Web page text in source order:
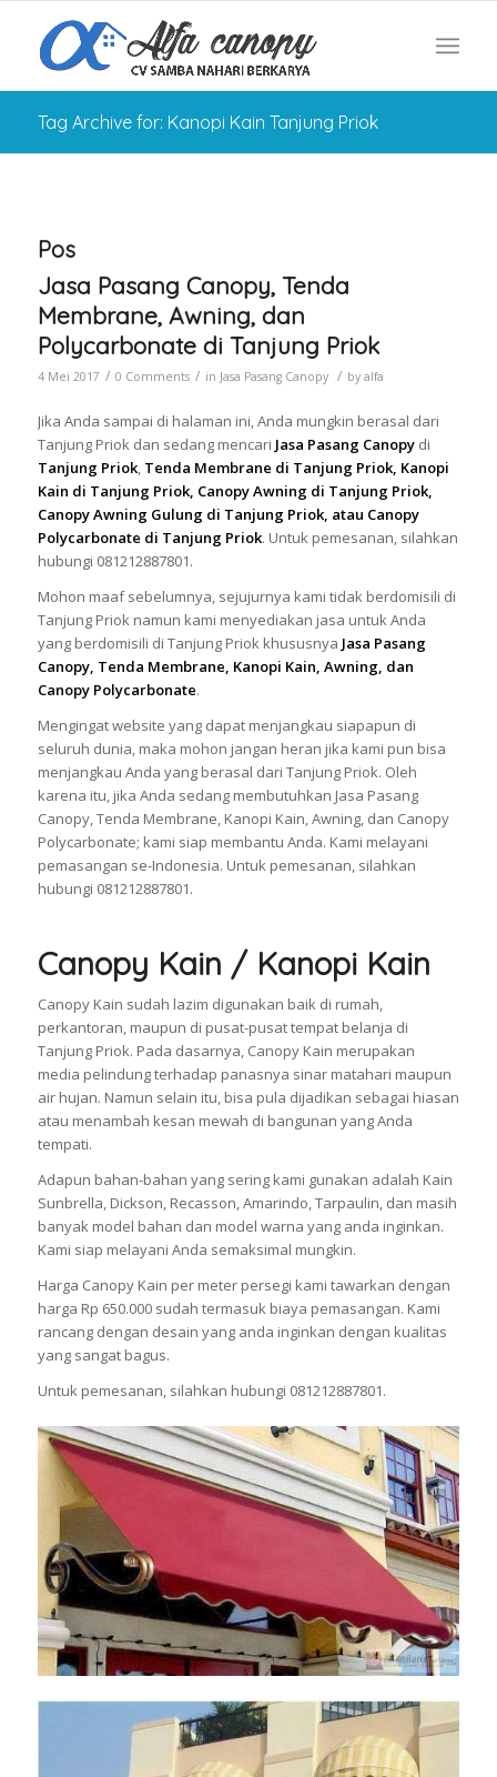
Tag Archive for: Kanopi Kain Tanjung Priok
Pos
Jasa Pasang Canopy, Tenda
Membrane, Awning, dan
Polycarbonate di Tanjung Priok
4 Mei 2017 / 0 Comments / in Jasa Pasang Canopy / by alfa
Jika Anda sampai di halaman ini, Anda mungkin berasal dari
Tanjung Priok dan sedang mencari Jasa Pasang Canopy di
Tanjung Priok, Tenda Membrane di Tanjung Priok, Kanopi
Kain di Tanjung Priok, Canopy Awning di Tanjung Priok,
Canopy Awning Gulung di Tanjung Priok, atau Canopy
Polycarbonate di Tanjung Priok. Untuk pemesanan, silahkan
hubungi 081212887801.
Mohon maaf sebelumnya, sejujurnya kami tidak berdomisili di
Tanjung Priok namun kami menyediakan jasa untuk Anda
yang berdomisili di Tanjung Priok khususnya Jasa Pasang
Canopy, Tenda Membrane, Kanopi Kain, Awning, dan
Canopy Polycarbonate.
Mengingat website yang dapat menjangkau siapapun di
seluruh dunia, maka mohon jangan heran jika kami pun bisa
menjangkau Anda yang berasal dari Tanjung Priok. Oleh
karena itu, jika Anda sedang membutuhkan Jasa Pasang
Canopy, Tenda Membrane, Kanopi Kain, Awning, dan Canopy
Polycarbonate; kami siap membantu Anda. Kami melayani
pemasangan se-Indonesia. Untuk pemesanan, silahkan
hubungi 081212887801.
Canopy Kain / Kanopi Kain
Canopy Kain sudah lazim digunakan baik di rumah,
perkantoran, maupun di pusat-pusat tempat belanja di
Tanjung Priok. Pada dasarnya, Canopy Kain merupakan
media pelindung terhadap panasnya sinar matahari maupun
air hujan. Namun selain itu, bisa pula dijadikan sebagai hiasan
atau menambah kesan mewah di bangunan yang Anda
tempati.
Adapun bahan-bahan yang sering kami gunakan adalah Kain
Sunbrella, Dickson, Recasson, Amarindo, Tarpaulin, dan masih
banyak model bahan dan model warna yang anda inginkan.
Kami siap melayani Anda semaksimal mungkin.
Harga Canopy Kain per meter persegi kami tawarkan dengan
harga Rp 650.000 sudah termasuk biaya pemasangan. Kami
rancang dengan desain yang anda inginkan dengan kualitas
yang sangat bagus.
Untuk pemesanan, silahkan hubungi 081212887801.